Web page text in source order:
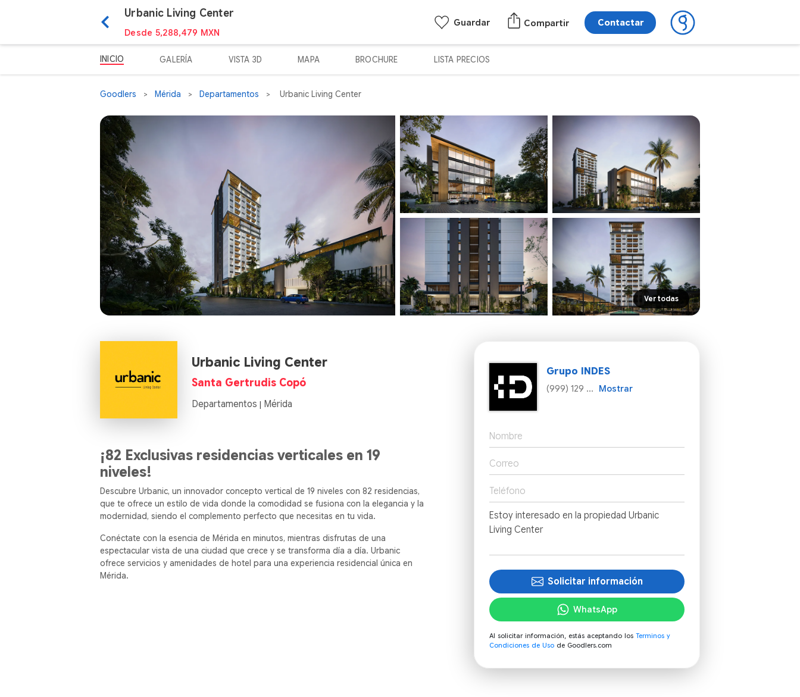
Urbanic Living Center
Desde 5,288,479 MXN
Guardar Compartir Contactar
INICIO GALERÍA VISTA 3D MAPA BROCHURE LISTA PRECIOS
Goodlers Mérida Departamentos Urbanic Living Center
Ver todas
Urbanic Living Center
Santa Gertrudis Copó
Departamentos | Mérida
¡82 Exclusivas residencias verticales en 19
niveles!
Descubre Urbanic, un innovador concepto vertical de 19 niveles con 82 residencias,
que te ofrece un estilo de vida donde la comodidad se fusiona con la elegancia y la
modernidad, siendo el complemento perfecto que necesitas en tu vida.
Conéctate con la esencia de Mérida en minutos, mientras disfrutas de una
espectacular vista de una ciudad que crece y se transforma día a día. Urbanic
ofrece servicios y amenidades de hotel para una experiencia residencial única en
Mérida.
Grupo INDES
(999) 129 ... Mostrar
Solicitar información
WhatsApp
Al solicitar información, estás aceptando los Terminos y
Condiciones de Uso de Goodlers.com